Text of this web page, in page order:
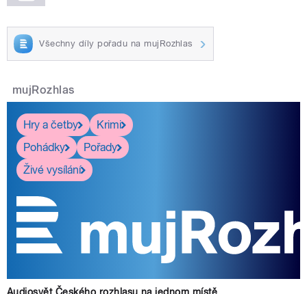
Všechny díly pořadu na mujRozhlas
mujRozhlas
Hry a četby
Krimi
Pohádky
Pořady
Živé vysílání